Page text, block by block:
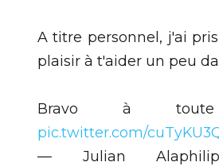
A titre personnel, j'ai
plaisir à t'aider un peu
Bravo à toute
pic.twitter.com/
— Julian